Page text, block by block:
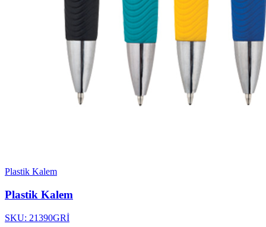
Plastik Kalem
Plastik Kalem
SKU: 21390GRİ